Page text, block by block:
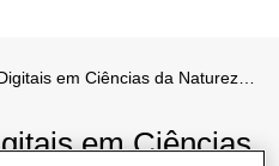
em Ciências